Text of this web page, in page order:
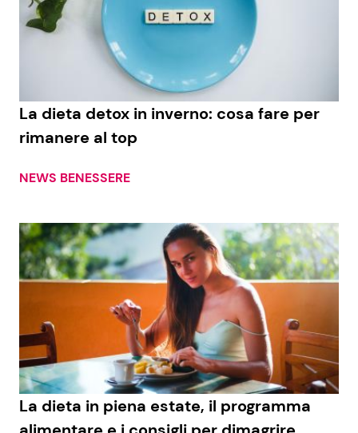
La dieta detox in inverno: cosa fare per
rimanere al top
NEWS BENESSERE
La dieta in piena estate, il programma